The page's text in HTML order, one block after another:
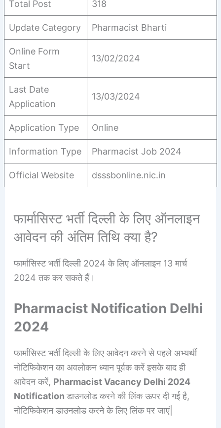
Total Post 318
Update Category Pharmacist Bharti
Online Form
Start
13/02/2024
Last Date
Application
13/03/2024
Application Type Online
Information Type Pharmacist Job 2024
Official Website dsssbonline.nic.in
फार्मासिस्ट भर्ती दिल्ली के लिए ऑनलाइन
आवेदन की अंतिम तिथि क्या है?
फार्मासिस्ट भर्ती दिल्ली 2024 के लिए ऑनलाइन 13 मार्च
2024 तक कर सकते हैं।
Pharmacist Notification Delhi
2024
फार्मासिस्ट भर्ती दिल्ली के लिए आवेदन करने से पहले अभ्यर्थी
नोटिफिकेशन का अवलोकन ध्यान पूर्वक करें इसके बाद ही
आवेदन करें, Pharmacist Vacancy Delhi 2024
Notificationडाउनलोड करने की लिंक ऊपर दी गई है,
नोटिफिकेशन डाउनलोड करने के लिए लिंक पर जाएं|